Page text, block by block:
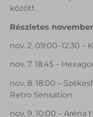
között.
Részletes
nov. 2. 09:00–12:30 –
nov. 7. 18:45 –
nov. 8. 18:00 –
Retro Sensation
nov. 9. 10:00 – Aréna